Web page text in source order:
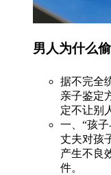
男人为什么
据不完全
亲子鉴定
定不让别
一、“孩
丈夫对孩
产生不良
件。